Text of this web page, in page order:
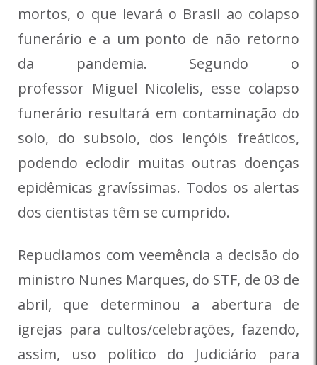
mortos, o que levará o Brasil ao colapso
funerário e a um ponto de não retorno
da pandemia. Segundo o
professor Miguel Nicolelis, esse colapso
funerário resultará em contaminação do
solo, do subsolo, dos lençóis freáticos,
podendo eclodir muitas outras doenças
epidêmicas gravíssimas. Todos os alertas
dos cientistas têm se cumprido.
Repudiamos com veemência a decisão do
ministro Nunes Marques, do STF, de 03 de
abril, que determinou a abertura de
igrejas para cultos/celebrações, fazendo,
assim, uso político do Judiciário para